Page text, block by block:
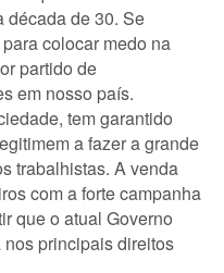
década de 30. Se
colocar medo na
partido de
em nosso país.
tem garantido
a fazer a grande
trabalhistas. A venda
com a forte campanha
que o atual Governo
principais direitos